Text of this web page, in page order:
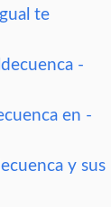
te
-
en -
y sus